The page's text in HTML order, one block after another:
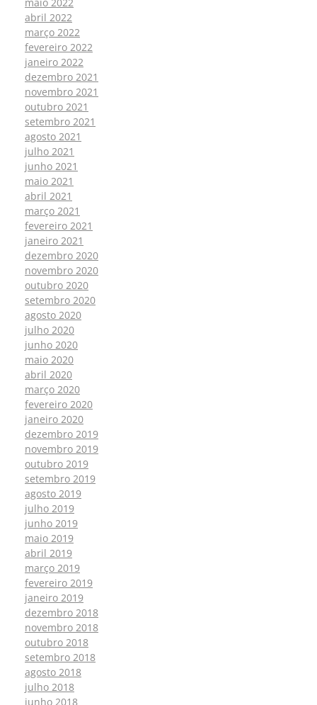
abril 2022
março 2022
fevereiro 2022
janeiro 2022
dezembro 2021
novembro 2021
outubro 2021
setembro 2021
agosto 2021
julho 2021
junho 2021
maio 2021
abril 2021
março 2021
fevereiro 2021
janeiro 2021
dezembro 2020
novembro 2020
outubro 2020
setembro 2020
agosto 2020
julho 2020
junho 2020
maio 2020
abril 2020
março 2020
fevereiro 2020
janeiro 2020
dezembro 2019
novembro 2019
outubro 2019
setembro 2019
agosto 2019
julho 2019
junho 2019
maio 2019
abril 2019
março 2019
fevereiro 2019
janeiro 2019
dezembro 2018
novembro 2018
outubro 2018
setembro 2018
agosto 2018
julho 2018
junho 2018